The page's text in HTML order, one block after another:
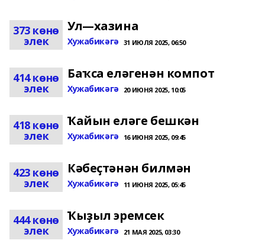
373 көнө
элек
Ул—хазина
Хужабикәгә 31 ИЮЛЯ 2025, 06:50
414 көнө
элек
Баҡса еләгенән компот
Хужабикәгә 20 ИЮНЯ 2025, 10:05
418 көнө
элек
Ҡайын еләге бешкән
Хужабикәгә 16 ИЮНЯ 2025, 09:45
423 көнө
элек
Кәбеҫтәнән билмән
Хужабикәгә 11 ИЮНЯ 2025, 05:45
444 көнө
элек
Ҡыҙыл эремсек
Хужабикәгә 21 МАЯ 2025, 03:30